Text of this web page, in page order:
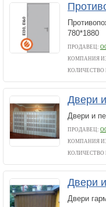
780*1880
ПРОДАВЕЦ:
КОМПАНИЯ
КОЛИЧЕСТВО
Двери
Двери и
ПРОДАВЕЦ:
КОМПАНИЯ
КОЛИЧЕСТВО
Двери
Двери